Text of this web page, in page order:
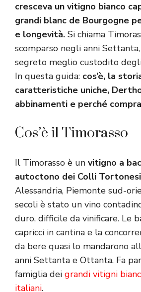
cresceva un vitigno bianco
grandi blanc de Bourgogne
e longevità. Si chiama
scomparso negli anni
segreto meglio custodito
In questa guida: cos’è, la
caratteristiche uniche,
abbinamenti e perché
Cos’è il Timorasso
Il Timorasso è un vitigno a
autoctono dei Colli Tortonesi
Alessandria, Piemonte sud-
secoli è stato un vino
duro, difficile da vinificare. Le
capricci in cantina e la
da bere quasi lo mandarono
anni Settanta e Ottanta. Fa
famiglia dei grandi vitigni
italiani.